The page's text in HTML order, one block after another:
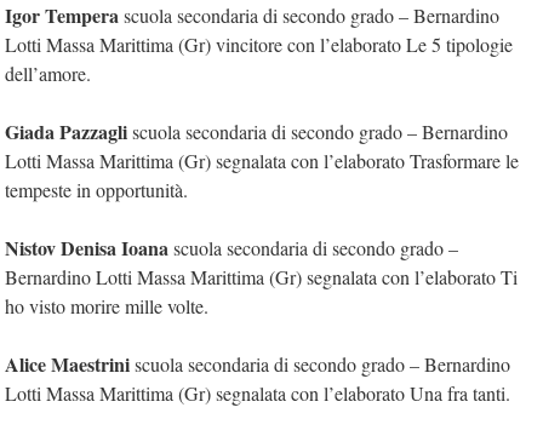
Igor Temperascuola secondaria di secondo grado – Bernardino
Lotti Massa Marittima (Gr) vincitore con l’elaborato Le 5 tipologie
dell’amore.
Giada Pazzagliscuola secondaria di secondo grado – Bernardino
Lotti Massa Marittima (Gr) segnalata con l’elaborato Trasformare le
tempeste in opportunità.
Nistov Denisa Ioanascuola secondaria di secondo grado –
Bernardino Lotti Massa Marittima (Gr) segnalata con l’elaborato Ti
ho visto morire mille volte.
Alice Maestriniscuola secondaria di secondo grado – Bernardino
Lotti Massa Marittima (Gr) segnalata con l’elaborato Una fra tanti.